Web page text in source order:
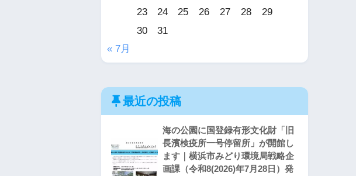
23
24 25 26 27 28
29
30
31
« 7月
最近の投稿
海の公園に国登録有形文化財「旧
長濱検疫所一号停留所」が開館し
ます｜横浜市みどり環境局戦略企
画課（令和8(2026)年7月28日）発